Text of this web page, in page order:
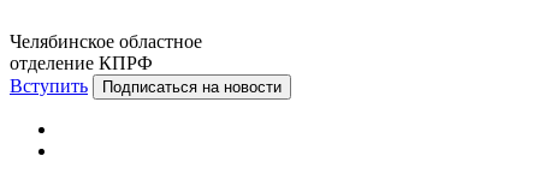
Челябинское областное
отделение КПРФ
Вступить
Подписаться на новости